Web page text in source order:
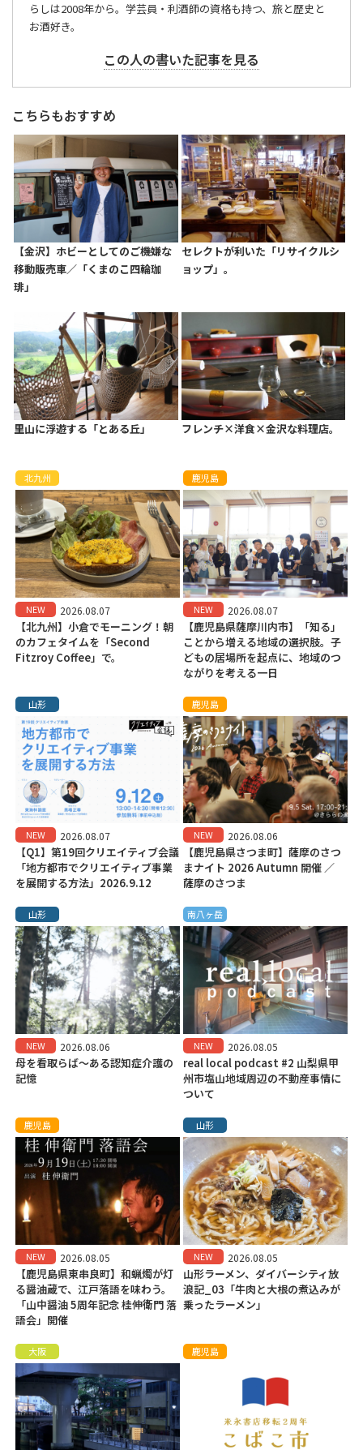
らしは2008年から。学芸員・利酒師の資格も持つ、旅と歴史と
お酒好き。
この人の書いた記事を見る
こちらもおすすめ
【金沢】ホビーとしてのご機嫌な
移動販売車／「くまのこ四輪珈
琲」
セレクトが利いた「リサイクルシ
ョップ」。
里山に浮遊する「とある丘」 フレンチ×洋食×金沢な料理店。
北九州
NEW 2026.08.07
【北九州】小倉でモーニング！朝
のカフェタイムを「Second
Fitzroy Coffee」で。
鹿児島
NEW 2026.08.07
【鹿児島県薩摩川内市】「知る」
ことから増える地域の選択肢。子
どもの居場所を起点に、地域のつ
ながりを考える一日
山形
NEW 2026.08.07
【Q1】第19回クリエイティブ会議
「地方都市でクリエイティブ事業
を展開する方法」2026.9.12
鹿児島
NEW 2026.08.06
【鹿児島県さつま町】薩摩のさつ
まナイト 2026 Autumn 開催 ／
薩摩のさつま
山形
NEW 2026.08.06
母を看取らば～ある認知症介護の
記憶
南八ヶ岳
NEW 2026.08.05
real local podcast #2 山梨県甲
州市塩山地域周辺の不動産事情に
ついて
鹿児島
NEW 2026.08.05
【鹿児島県東串良町】和蝋燭が灯
る醤油蔵で、江戸落語を味わう。
「山中醤油 5周年記念 桂伸衛門 落
語会」開催
山形
NEW 2026.08.05
山形ラーメン、ダイバーシティ放
浪記_03「牛肉と大根の煮込みが
乗ったラーメン」
大阪 鹿児島